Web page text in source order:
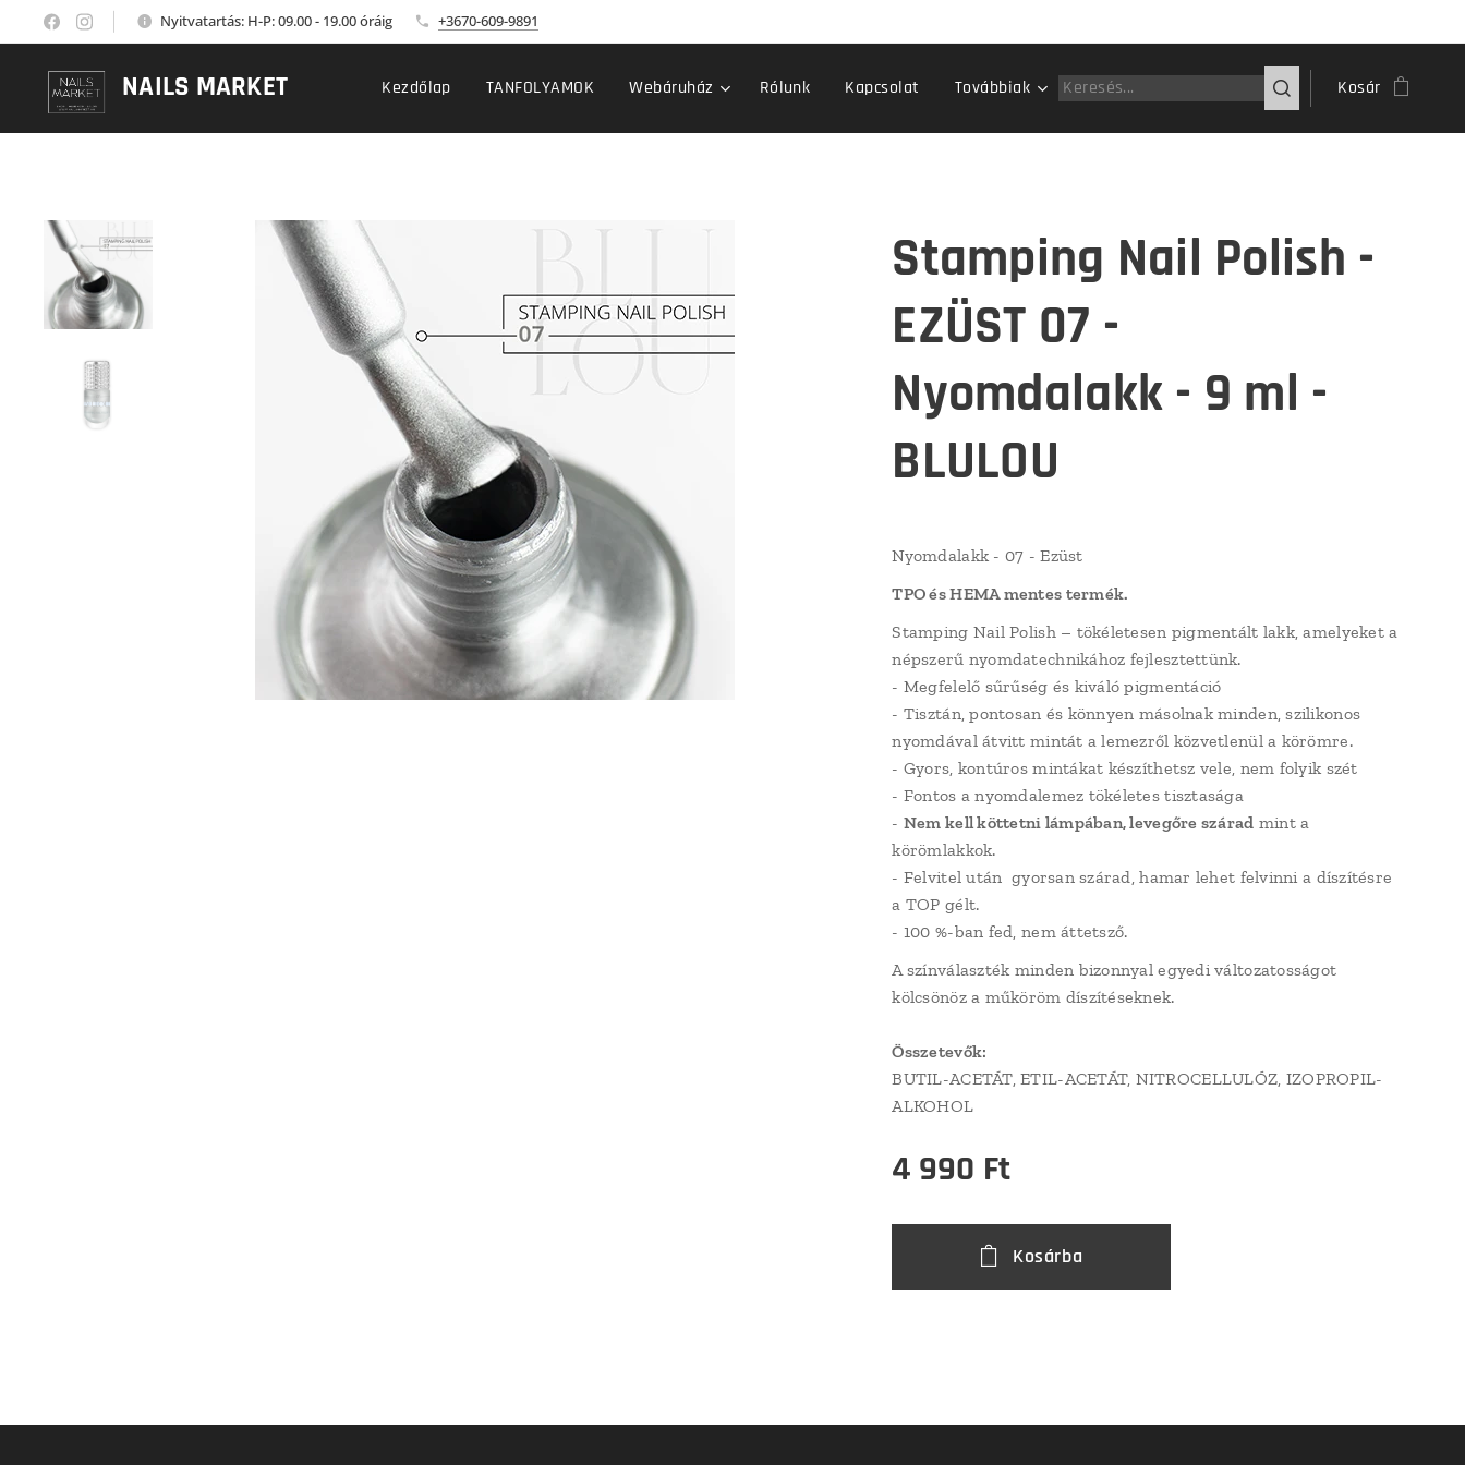
Nyitvatartás: H-P: 09.00 - 19.00 óráig +3670-609-9891
NAILS MARKET Kezdőlap TANFOLYAMOK Webáruház Rólunk Kapcsolat Továbbiak Kosár
Stamping Nail Polish -
EZÜST 07 -
Nyomdalakk - 9 ml -
BLULOU
Nyomdalakk - 07 - Ezüst
TPO és HEMA mentes termék.
Stamping Nail Polish – tökéletesen pigmentált lakk, amelyeket a
népszerű nyomdatechnikához fejlesztettünk.
- Megfelelő sűrűség és kiváló pigmentáció
- Tisztán, pontosan és könnyen másolnak minden, szilikonos
nyomdával átvitt mintát a lemezről közvetlenül a körömre.
- Gyors, kontúros mintákat készíthetsz vele, nem folyik szét
- Fontos a nyomdalemez tökéletes tisztasága
- Nem kell köttetni lámpában, levegőre szárad mint a
körömlakkok.
- Felvitel után gyorsan szárad, hamar lehet felvinni a díszítésre
a TOP gélt.
- 100 %-ban fed, nem áttetsző.
A színválaszték minden bizonnyal egyedi változatosságot
kölcsönöz a műköröm díszítéseknek.
Összetevők:
BUTIL-ACETÁT, ETIL-ACETÁT, NITROCELLULÓZ, IZOPROPIL-
ALKOHOL
4 990 Ft
Kosárba